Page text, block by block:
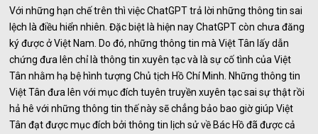
Với những hạn chế trên thì việc ChatGPT trả lời những thông tin sai
lệch là điều hiển nhiên. Đặc biệt là hiện nay ChatGPT còn chưa đăng
ký được ở Việt Nam. Do đó, những thông tin mà Việt Tân lấy dẫn
chứng đưa lên chỉ là thông tin xuyên tạc và là sự cố tình của Việt
Tân nhằm hạ bệ hình tượng Chủ tịch Hồ Chí Minh. Những thông tin
Việt Tân đưa lên với mục đích tuyên truyền xuyên tạc sai sự thật rồi
hả hê với những thông tin thế này sẽ chẳng bảo bao giờ giúp Việt
Tân đạt được mục đích bởi thông tin lịch sử về Bác Hồ đã được cả